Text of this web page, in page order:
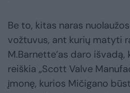
Be to, kitas naras
vožtuvus, ant kurių matyti
M.Barnette’as daro
reiškia „Scott Valve
įmonę, kurios Mičigano